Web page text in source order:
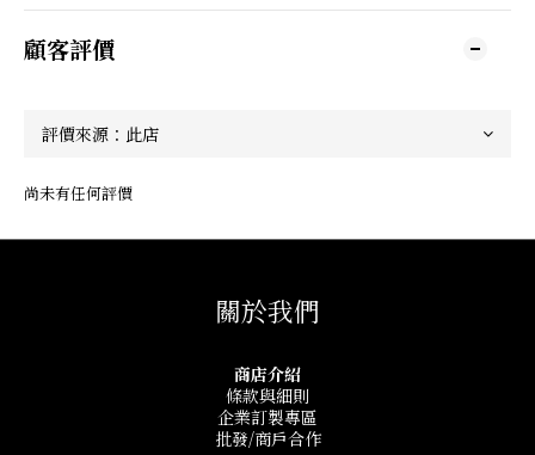
顧客評價
尚未有任何評價
關於我們
商店介紹
條款與細則
企業訂製專區
批發/商戶合作